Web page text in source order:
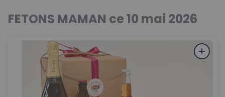
FETONS MAMAN ce 10 mai 2026